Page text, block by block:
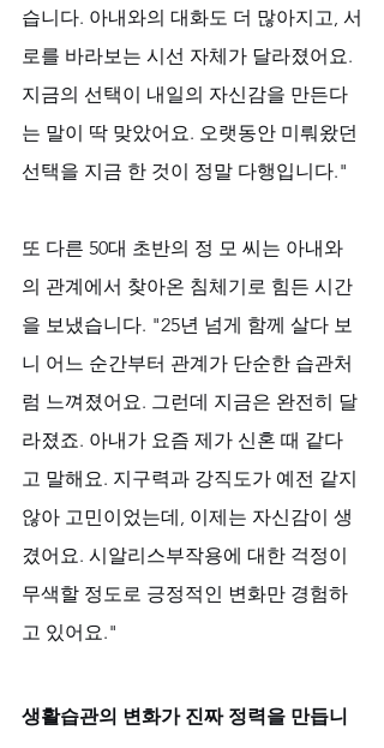
습니다. 아내와의 대화도 더 많아지고, 서
로를 바라보는 시선 자체가 달라졌어요.
지금의 선택이 내일의 자신감을 만든다
는 말이 딱 맞았어요. 오랫동안 미뤄왔던
선택을 지금 한 것이 정말 다행입니다."
또 다른 50대 초반의 정 모 씨는 아내와
의 관계에서 찾아온 침체기로 힘든 시간
을 보냈습니다. "25년 넘게 함께 살다 보
니 어느 순간부터 관계가 단순한 습관처
럼 느껴졌어요. 그런데 지금은 완전히 달
라졌죠. 아내가 요즘 제가 신혼 때 같다
고 말해요. 지구력과 강직도가 예전 같지
않아 고민이었는데, 이제는 자신감이 생
겼어요. 시알리스부작용에 대한 걱정이
무색할 정도로 긍정적인 변화만 경험하
고 있어요."
생활습관의 변화가 진짜 정력을 만듭니